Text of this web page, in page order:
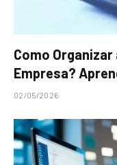
Como
Empresa?
02/05/2026